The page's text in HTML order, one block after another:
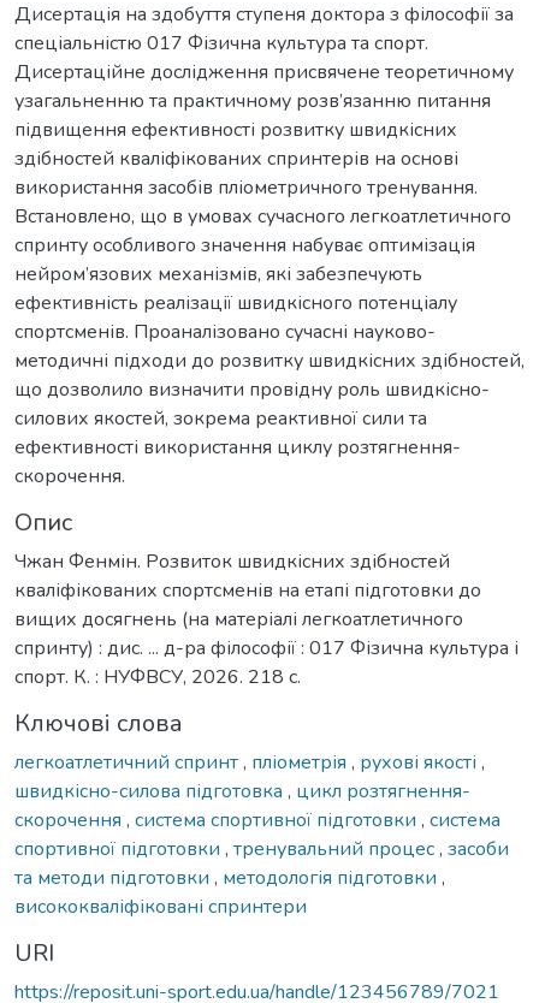
Дисертація на здобуття ступеня доктора з філософії за
спеціальністю 017 Фізична культура та спорт.
Дисертаційне дослідження присвячене теоретичному
узагальненню та практичному розв’язанню питання
підвищення ефективності розвитку швидкісних
здібностей кваліфікованих спринтерів на основі
використання засобів пліометричного тренування.
Встановлено, що в умовах сучасного легкоатлетичного
спринту особливого значення набуває оптимізація
нейром’язових механізмів, які забезпечують
ефективність реалізації швидкісного потенціалу
спортсменів. Проаналізовано сучасні науково-
методичні підходи до розвитку швидкісних здібностей,
що дозволило визначити провідну роль швидкісно-
силових якостей, зокрема реактивної сили та
ефективності використання циклу розтягнення-
скорочення.
Опис
Чжан Фенмін. Розвиток швидкісних здібностей
кваліфікованих спортсменів на етапі підготовки до
вищих досягнень (на матеріалі легкоатлетичного
спринту) : дис. ... д-ра філософії : 017 Фізична культура і
спорт. К. : НУФВСУ, 2026. 218 с.
Ключові слова
легкоатлетичний спринт, пліометрія , рухові якості ,
швидкісно-силова підготовка , цикл розтягнення-
скорочення , система спортивної підготовки , система
спортивної підготовки , тренувальний процес, засоби
та методи підготовки , методологія підготовки ,
висококваліфіковані спринтери
URI
https://reposit.uni-sport.edu.ua/handle/123456789/7021